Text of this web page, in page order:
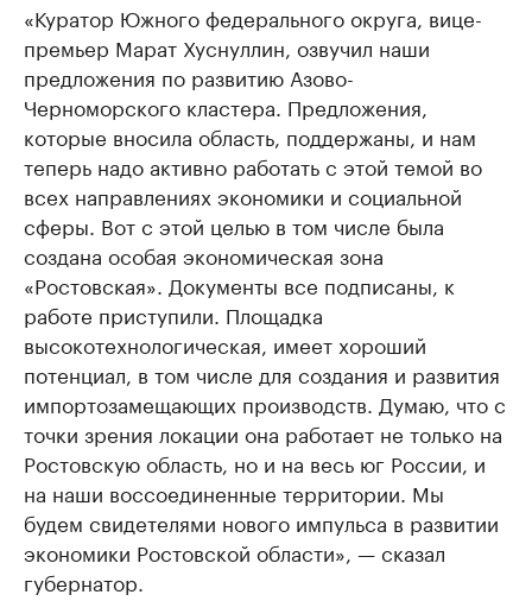
«Куратор Южного федерального округа, вице-
премьер Марат Хуснуллин, озвучил наши
предложения по развитию Азово-
Черноморского кластера. Предложения,
которые вносила область, поддержаны, и нам
теперь надо активно работать с этой темой во
всех направлениях экономики и социальной
сферы. Вот с этой целью в том числе была
создана особая экономическая зона
«Ростовская». Документы все подписаны, к
работе приступили. Площадка
высокотехнологическая, имеет хороший
потенциал, в том числе для создания и развития
импортозамещающих производств. Думаю, что с
точки зрения локации она работает не только на
Ростовскую область, но и на весь юг России, и
на наши воссоединенные территории. Мы
будем свидетелями нового импульса в развитии
экономики Ростовской области», — сказал
губернатор.